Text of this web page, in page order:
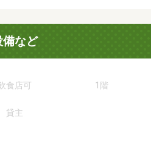
備など
食店可 1階
貸主